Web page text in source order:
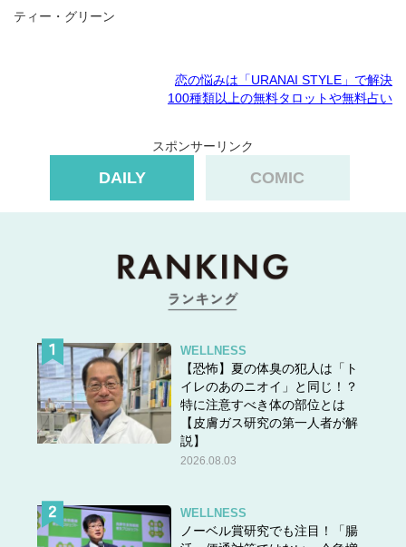
ティー・グリーン
恋の悩みは「URANAI STYLE」で解決
100種類以上の無料タロットや無料占い
スポンサーリンク
DAILY COMIC
WELLNESS
【恐怖】夏の体臭の犯人は「ト
イレのあのニオイ」と同じ！？
特に注意すべき体の部位とは
【皮膚ガス研究の第一人者が解
説】
2026.08.03
WELLNESS
ノーベル賞研究でも注目！「腸